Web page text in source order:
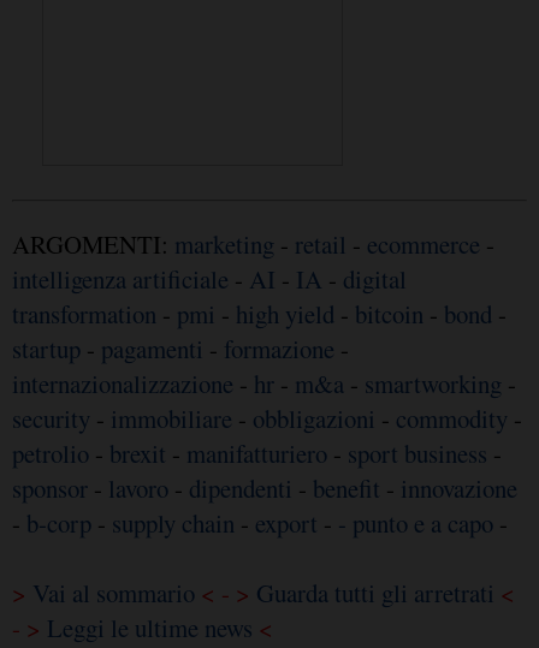
ARGOMENTI: marketing - retail - ecommerce -
intelligenza artificiale - AI - IA - digital
transformation - pmi - high yield - bitcoin - bond -
startup - pagamenti - formazione -
internazionalizzazione - hr - m&a - smartworking -
security - immobiliare - obbligazioni - commodity -
petrolio - brexit - manifatturiero - sport business -
sponsor - lavoro - dipendenti - benefit - innovazione
- b-corp - supply chain - export - - punto e a capo -
> Vai al sommario < - > Guarda tutti gli arretrati <
- > Leggi le ultime news <